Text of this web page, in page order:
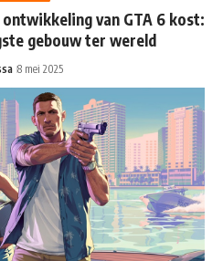
van GTA 6 kost:
gebouw ter wereld
8 mei 2025